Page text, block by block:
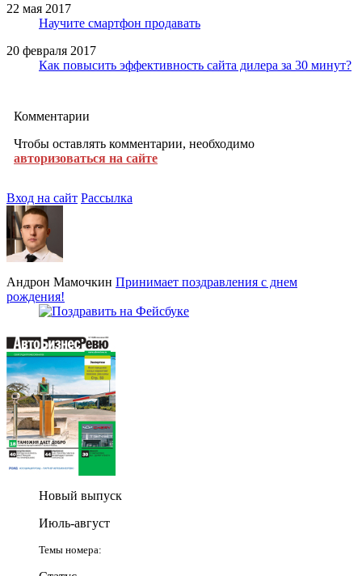
22 мая 2017
Научите смартфон продавать
20 февраля 2017
Как повысить эффективность сайта дилера за 30 минут?
Комментарии
Чтобы оставлять комментарии, необходимо
авторизоваться на сайте
Вход на сайт Рассылка
Андрон Мамочкин Принимает поздравления с днем
рождения!
Новый выпуск
Июль-август
Темы номера: